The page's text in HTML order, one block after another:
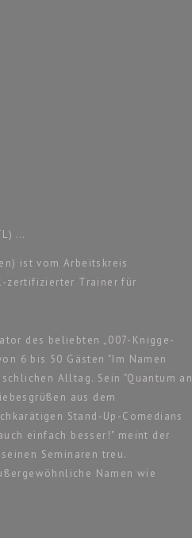
…
ist vom Arbeitskreis
zertifizierter Trainer für
des beliebten „007-Knigge-
6 bis 50 Gästen "Im Namen
Alltag. Sein "Quantum an
aus dem
Stand-Up-Comedians
einfach besser!" meint der
Seminaren treu.
Namen wie